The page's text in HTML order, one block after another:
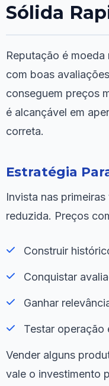
Sólida
Reputação é
com boas
conseguem preços
é alcançável em
correta.
Estratégia
Invista nas
reduzida. Preços
Construir
Conquistar
Ganhar
Testar operação
Vender alguns
vale o investimento